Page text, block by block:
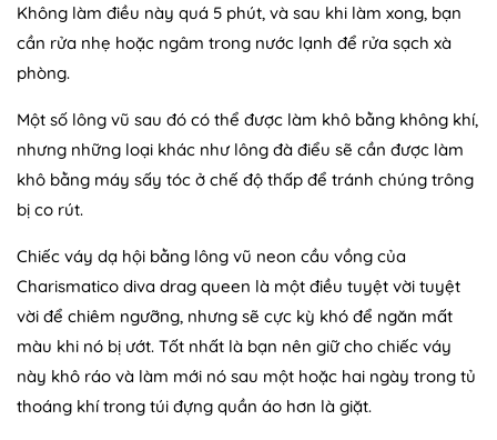
Không làm điều này quá 5 phút, và sau khi làm xong, bạn
cần rửa nhẹ hoặc ngâm trong nước lạnh để rửa sạch xà
phòng.
Một số lông vũ sau đó có thể được làm khô bằng không khí,
nhưng những loại khác như lông đà điểu sẽ cần được làm
khô bằng máy sấy tóc ở chế độ thấp để tránh chúng trông
bị co rút.
Chiếc váy dạ hội bằng lông vũ neon cầu vồng của
Charismatico diva drag queen là một điều tuyệt vời tuyệt
vời để chiêm ngưỡng, nhưng sẽ cực kỳ khó để ngăn mất
màu khi nó bị ướt. Tốt nhất là bạn nên giữ cho chiếc váy
này khô ráo và làm mới nó sau một hoặc hai ngày trong tủ
thoáng khí trong túi đựng quần áo hơn là giặt.